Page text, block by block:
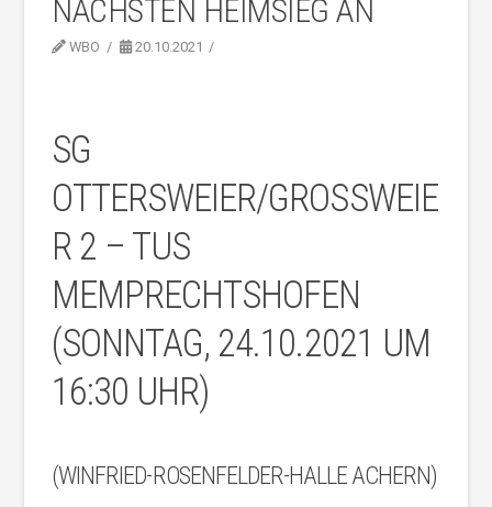
NÄCHSTEN HEIMSIEG AN
WBO 20.10.2021
SG
OTTERSWEIER/GROSSWEIER
2 – TUS M
EMPRECHTSHOFEN (
SONNTAG, 24.10.2021 UM 1
6:30 UHR)
(WINFRIED-ROSENFELDER-HALLE ACHERN)